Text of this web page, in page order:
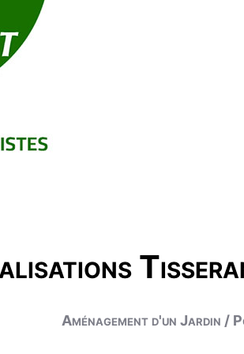
Aménagement d'un Jardin /